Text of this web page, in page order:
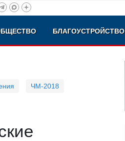
БЛАГОУСТРОЙСТВО
ЧМ-2018